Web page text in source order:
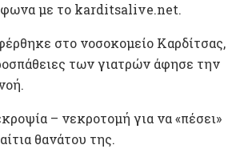
με το karditsalive.net.
στο νοσοκομείο Καρδίτσας,
των γιατρών άφησε την
– νεκροτομή για να «πέσει»
θανάτου της.